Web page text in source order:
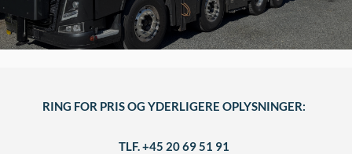
RING FOR PRIS OG YDERLIGERE OPLYSNINGER:
TLF. +45 20 69 51 91